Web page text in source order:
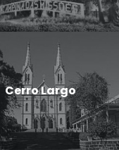
Cerro Largo